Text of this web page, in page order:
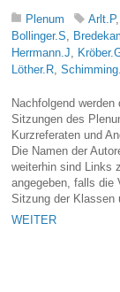
Plenum Arlt.P,
Bollinger.S,
Herrmann.J,
Löther.R,
Nachfolgend
Sitzungen des
Kurzreferaten und
Die Namen der
weiterhin sind Links
angegeben, falls die
Sitzung der Klassen
WEITER